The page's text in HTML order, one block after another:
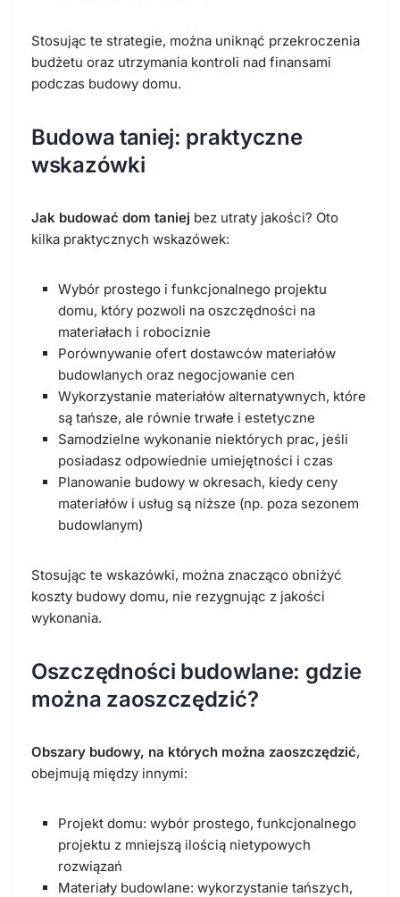
Stosując te strategie, można uniknąć przekroczenia
budżetu oraz utrzymania kontroli nad finansami
podczas budowy domu.
Budowa taniej: praktyczne
wskazówki
Jak budować dom taniej bez utraty jakości? Oto
kilka praktycznych wskazówek:
Wybór prostego i funkcjonalnego projektu
domu, który pozwoli na oszczędności na
materiałach i robociznie
Porównywanie ofert dostawców materiałów
budowlanych oraz negocjowanie cen
Wykorzystanie materiałów alternatywnych, które
są tańsze, ale równie trwałe i estetyczne
Samodzielne wykonanie niektórych prac, jeśli
posiadasz odpowiednie umiejętności i czas
Planowanie budowy w okresach, kiedy ceny
materiałów i usług są niższe (np. poza sezonem
budowlanym)
Stosując te wskazówki, można znacząco obniżyć
koszty budowy domu, nie rezygnując z jakości
wykonania.
Oszczędności budowlane: gdzie
można zaoszczędzić?
Obszary budowy, na których można zaoszczędzić,
obejmują między innymi:
Projekt domu: wybór prostego, funkcjonalnego
projektu z mniejszą ilością nietypowych
rozwiązań
Materiały budowlane: wykorzystanie tańszych,